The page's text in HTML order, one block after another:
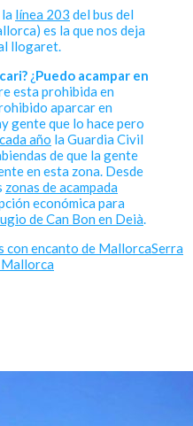
la línea 203 del bus del
es la que nos deja
llogaret.
¿Puedo acampar en
esta prohibida en
aparcar en
gente que lo hace pero
año la Guardia Civil
de que la gente
en esta zona. Desde
zonas de acampada
económica para
de Can Bon en Deià.
con encanto de MallorcaSerra